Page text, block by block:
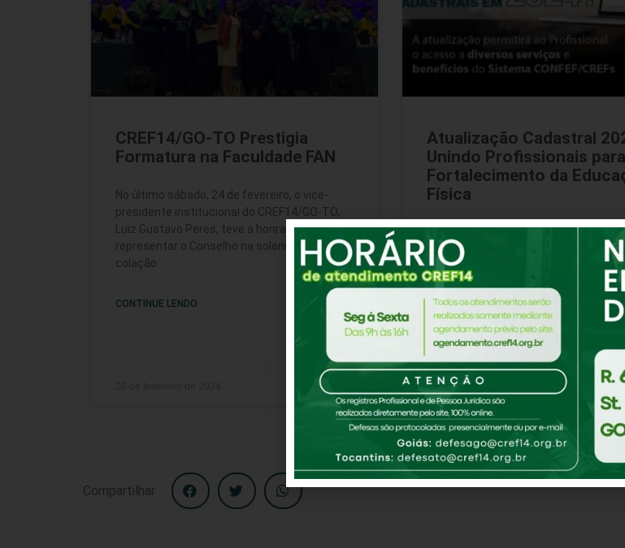
CREF14/GO-TO Prestigia
Formatura na Faculdade FAN
No último sábado, 24 de fevereiro, o vice-
presidente institucional do CREF14/GO-TO,
Luiz Gustavo Peres, teve a honra de
representar o Conselho na solenidade de
colação
CONTINUE LENDO
Atualização Cadastral
Unindo Profissionais
Fortalecimento da
Física
O CREF14/GO-TO está empenhado em
garantir que todos os Profissionais de
Educação Física estejam conectados
atualizados em 2024. Atualização é
necessária para : Acesso
CONTINUE LENDO
26 de fevereiro de 2024
Compartilhar